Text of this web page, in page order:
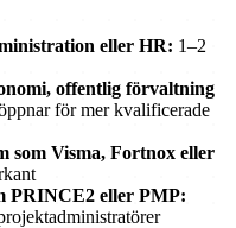
eller HR: 1–2
offentlig förvaltning
för mer kvalificerade
som Visma, Fortnox eller
PRINCE2 eller PMP: